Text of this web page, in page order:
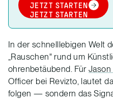
JETZT STARTEN
JETZT STARTEN
In der schnelllebigen Welt
„Rauschen" rund um
ohrenbetäubend. Für
Officer bei Revizto, lautet
folgen — sondern das